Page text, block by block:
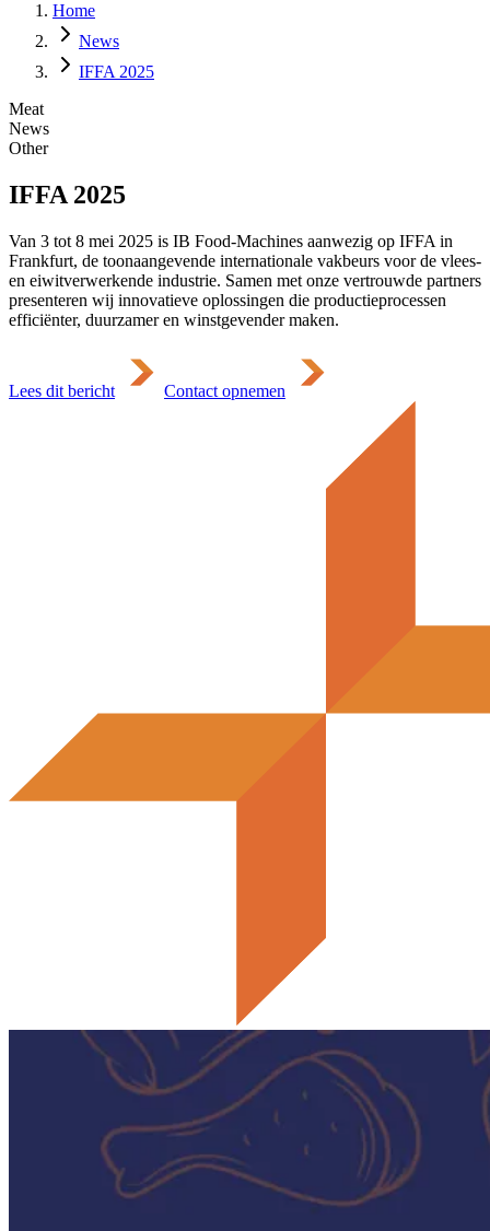
Home
News
IFFA 2025
Meat
News
Other
IFFA 2025
Van 3 tot 8 mei 2025 is IB Food-Machines aanwezig op IFFA in
Frankfurt, de toonaangevende internationale vakbeurs voor de vlees-
en eiwitverwerkende industrie. Samen met onze vertrouwde partners
presenteren wij innovatieve oplossingen die productieprocessen
efficiënter, duurzamer en winstgevender maken.
Lees dit bericht Contact opnemen